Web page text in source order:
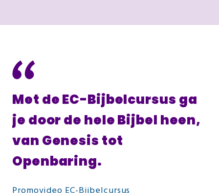
Met de EC-Bijbelcursus ga
je door de hele Bijbel heen,
van Genesis tot
Openbaring.